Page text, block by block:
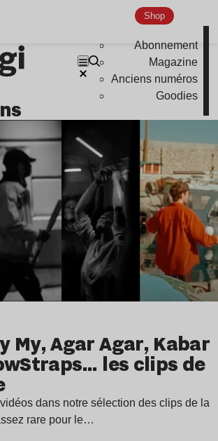
Shop
Abonnement
Magazine
Anciens numéros
Goodies
My, Agar Agar, Kabar
les clips de
dans notre sélection des clips de la
rare pour le…